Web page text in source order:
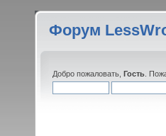
Форум
Добро пожаловать, Гость .